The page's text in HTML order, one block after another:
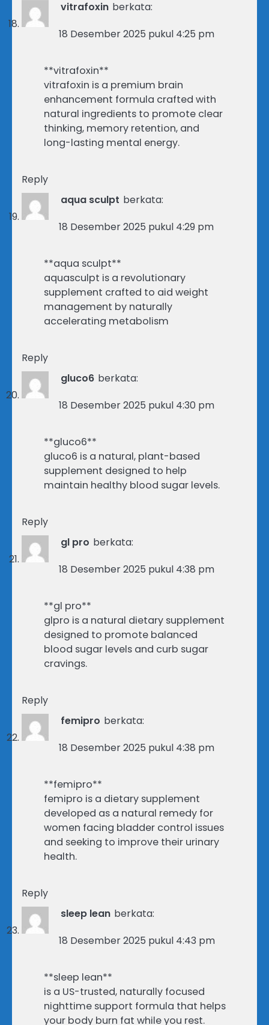
vitrafoxin berkata:
18 Desember 2025 pukul 4:25 pm
**vitrafoxin**
vitrafoxin is a premium brain
enhancement formula crafted with
natural ingredients to promote clear
thinking, memory retention, and
long-lasting mental energy.
Reply
aqua sculpt berkata:
18 Desember 2025 pukul 4:29 pm
**aqua sculpt**
aquasculpt is a revolutionary
supplement crafted to aid weight
management by naturally
accelerating metabolism
Reply
gluco6 berkata:
18 Desember 2025 pukul 4:30 pm
**gluco6**
gluco6 is a natural, plant-based
supplement designed to help
maintain healthy blood sugar levels.
Reply
gl pro berkata:
18 Desember 2025 pukul 4:38 pm
**gl pro**
glpro is a natural dietary supplement
designed to promote balanced
blood sugar levels and curb sugar
cravings.
Reply
femipro berkata:
18 Desember 2025 pukul 4:38 pm
**femipro**
femipro is a dietary supplement
developed as a natural remedy for
women facing bladder control issues
and seeking to improve their urinary
health.
Reply
sleep lean berkata:
18 Desember 2025 pukul 4:43 pm
**sleep lean**
is a US-trusted, naturally focused
nighttime support formula that helps
your body burn fat while you rest.